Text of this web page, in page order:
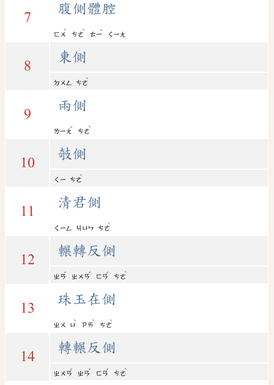
7
腹側體腔
ㄈㄨ
ˋ
ㄘㄜ
ˋ
ㄊㄧ
ˇ
ㄑㄧㄤ
8
東側
ㄉㄨㄥ ㄘㄜ
ˋ
9
兩側
ㄌㄧㄤ
ˇ
ㄘㄜ
ˋ
10
攲側
ㄑㄧ ㄘㄜ
ˋ
11
清君側
ㄑㄧㄥ ㄐㄩㄣ ㄘㄜ
ˋ
12
輾轉反側
ㄓㄢ
ˇ
ㄓㄨㄢ
ˇ
ㄈㄢ
ˇ
ㄘㄜ
ˋ
13
珠玉在側
ㄓㄨ ㄩ
ˋ
ㄗㄞ
ˋ
ㄘㄜ
ˋ
14
轉輾反側
ㄓㄨㄢ
ˇ
ㄓㄢ
ˇ
ㄈㄢ
ˇ
ㄘㄜ
ˋ